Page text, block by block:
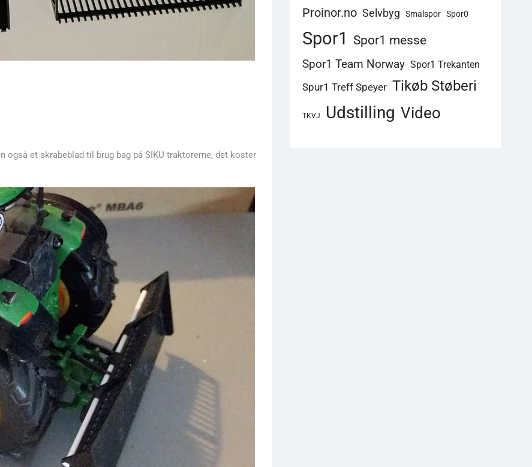
et skrabeblad til brug bag på SIKU traktorerne, det koster
Proinor.no Selvbyg Smalspor Spor0
Spor1 Spor1 messe
Spor1 Team Norway Spor1 Trekanten
Spur1 Treff Speyer Tikøb Støberi
TKVJ Udstilling Video